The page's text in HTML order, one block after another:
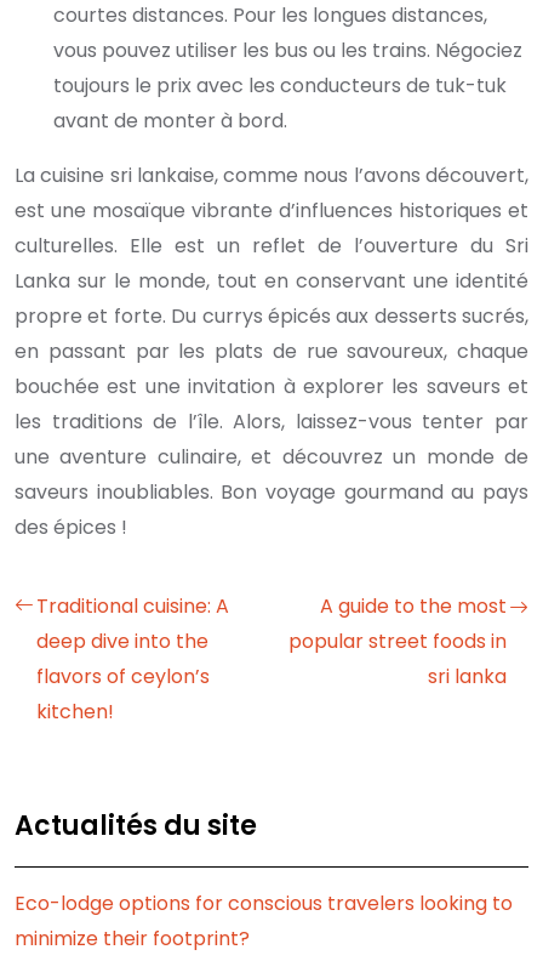
courtes distances. Pour les longues distances,
vous pouvez utiliser les bus ou les trains. Négociez
toujours le prix avec les conducteurs de tuk-tuk
avant de monter à bord.
La cuisine sri lankaise, comme nous l’avons découvert,
est une mosaïque vibrante d’influences historiques et
culturelles. Elle est un reflet de l’ouverture du Sri
Lanka sur le monde, tout en conservant une identité
propre et forte. Du currys épicés aux desserts sucrés,
en passant par les plats de rue savoureux, chaque
bouchée est une invitation à explorer les saveurs et
les traditions de l’île. Alors, laissez-vous tenter par
une aventure culinaire, et découvrez un monde de
saveurs inoubliables. Bon voyage gourmand au pays
des épices !
Traditional cuisine: A
deep dive into the
flavors of ceylon’s
kitchen!
A guide to the most
popular street foods in
sri lanka
Actualités du site
Eco-lodge options for conscious travelers looking to
minimize their footprint?